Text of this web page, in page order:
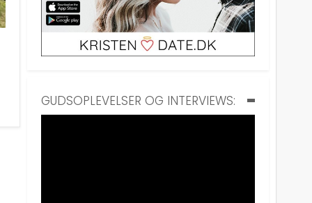
GUDSOPLEVELSER OG INTERVIEWS: